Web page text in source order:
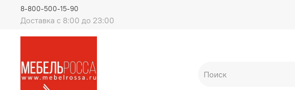
Доставка с 8:00 до 23:00
8-800-500-15-90